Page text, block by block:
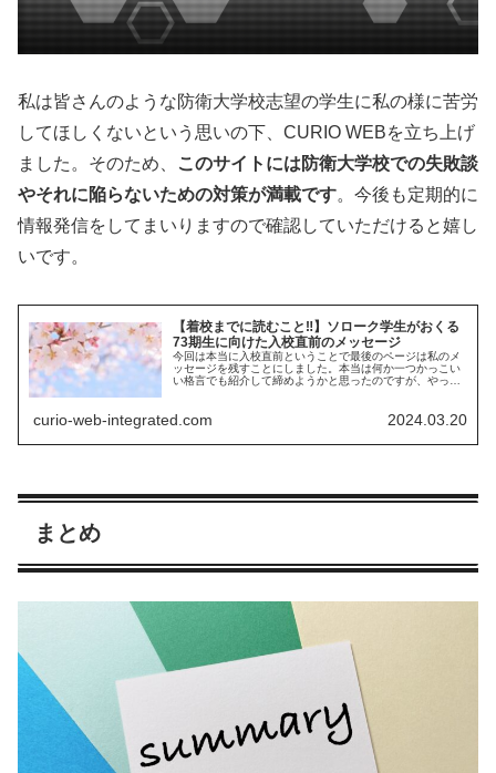
私は皆さんのような防衛大学校志望の学生に私の様に苦労
してほしくないという思いの下、CURIO WEBを立ち上げ
ました。そのため、
このサイトには防衛大学校での失敗談
やそれに陥らないための対策が満載です。今後も定期的に
情報発信をしてまいりますので確認していただけると嬉し
いです。
【着校までに読むこと‼︎】ソローク学生がおくる
73期生に向けた入校直前のメッセージ
今回は本当に入校直前ということで最後のページは私のメ
ッセージを残すことにしました。本当は何か一つかっこい
い格言でも紹介して締めようかと思ったのですが、やっぱ
curio-web-integrated.com 2024.03.20
まとめ